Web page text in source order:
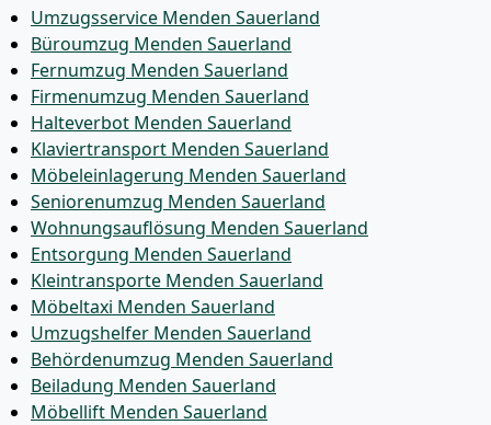
Umzugsservice Menden Sauerland
Büroumzug Menden Sauerland
Fernumzug Menden Sauerland
Firmenumzug Menden Sauerland
Halteverbot Menden Sauerland
Klaviertransport Menden Sauerland
Möbeleinlagerung Menden Sauerland
Seniorenumzug Menden Sauerland
Wohnungsauflösung Menden Sauerland
Entsorgung Menden Sauerland
Kleintransporte Menden Sauerland
Möbeltaxi Menden Sauerland
Umzugshelfer Menden Sauerland
Behördenumzug Menden Sauerland
Beiladung Menden Sauerland
Möbellift Menden Sauerland